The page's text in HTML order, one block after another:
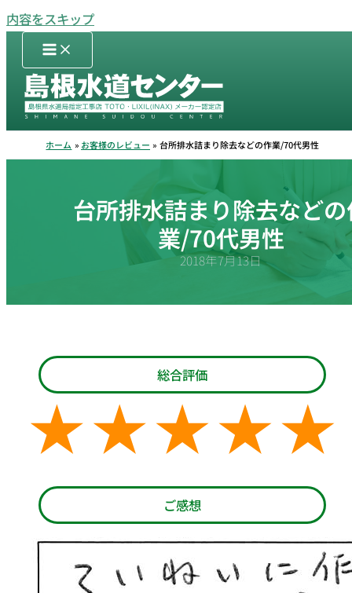
内容をスキップ
ホーム お客様のレビュー 台所排水詰まり除去などの作業/70代男性
台所排水詰まり除去など
業/70代男性
2018年7月13日
総合評価
ご感想